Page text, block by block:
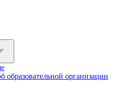
образовательной организации